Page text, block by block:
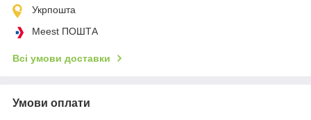
Укрпошта
Meest ПОШТА
Всі умови доставки
Умови оплати